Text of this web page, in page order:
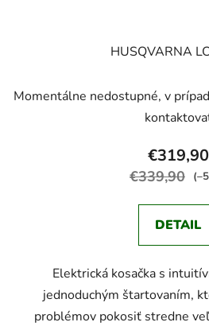
HUSQVARNA
Momentálne nedostupné, v
€319,90
€339,90
DETAIL
Elektrická kosačka s
jednoduchým štartovaním,
problémov pokosiť stredne